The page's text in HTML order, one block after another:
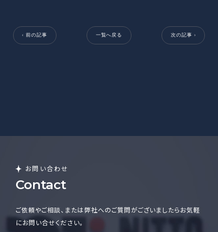
‹ 前の記事 一覧へ戻る 次の記事 ›
お問い合わせ
Contact
ご依頼やご相談、または弊社へのご質問がございましたらお気軽
にお問い合せください。